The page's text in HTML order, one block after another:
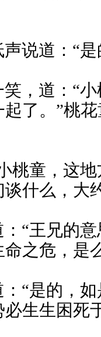
说道：“是
，道：“
了。”桃
桃童，这
什么，大
“王兄的
之危，是
“是的，
生生困死